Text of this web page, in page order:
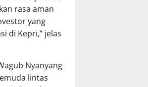
rasa aman
yang
di Kepri,” jelas
Nyanyang
lintas